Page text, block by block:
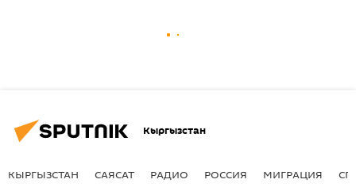
Кыргызстан
КЫРГЫЗСТАН САЯСАТ РАДИО РОССИЯ МИГРАЦИЯ